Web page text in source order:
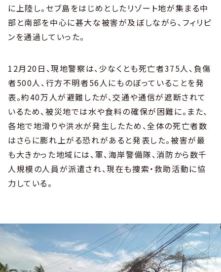
に上陸し。セブ島をはじめとしたリゾート地が集まる中
部と南部を中心に甚大な被害が及ぼしながら、フィリピ
ンを通過していった。
12月20日、現地警察は、少なくとも死亡者375人、負傷
者500人、行方不明者56人にものぼっていることを発
表。約40万人が避難したが、交通や通信が遮断されて
いるため、被災地では水や食料の確保が困難に。また、
各地で地滑りや洪水が発生したため、全体の死亡者数
はさらに膨れ上がる恐れがあると発表した。被害が最
も大きかった地域には、軍、海岸警備隊、消防から数千
人規模の人員が派遣され、現在も捜索・救助活動に協
力している。